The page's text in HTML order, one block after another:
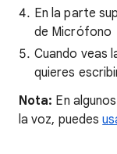
En la parte
de Micrófono
Cuando veas
quieres
Nota: En
la voz, puedes